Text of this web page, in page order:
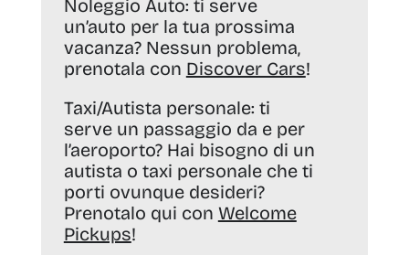
Noleggio Auto: ti serve
un’auto per la tua prossima
vacanza? Nessun problema,
prenotala con Discover Cars!
Taxi/Autista personale: ti
serve un passaggio da e per
l’aeroporto? Hai bisogno di un
autista o taxi personale che ti
porti ovunque desideri?
Prenotalo qui con Welcome
Pickups!